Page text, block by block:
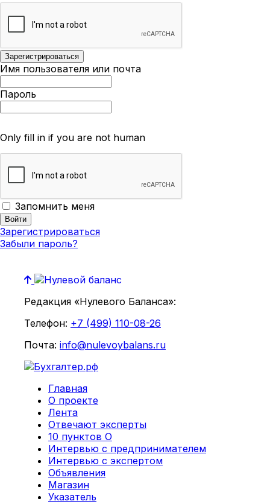
Имя пользователя или почта
Пароль
Only fill in if you are not human
Запомнить меня
Зарегистрироваться
Забыли пароль?
Редакция «Нулевого Баланса»:
Телефон: +7 (499) 110-08-26
Почта: info@nulevoybalans.ru
Главная
О проекте
Лента
Отвечают эксперты
10 пунктов О
Интервью с предпринимателем
Интервью с экспертом
Объявления
Магазин
Указатель